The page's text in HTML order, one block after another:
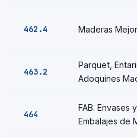
462.4 Maderas
463.2
Parquet,
Adoquines
464
FAB. Envases y
Embalajes de